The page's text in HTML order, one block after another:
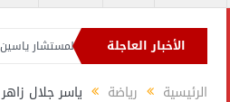
الأخبار العاجلةالـ 32 المستشار ياسين عبدالمنعم
الرئيسية رياضة ياسر جلال